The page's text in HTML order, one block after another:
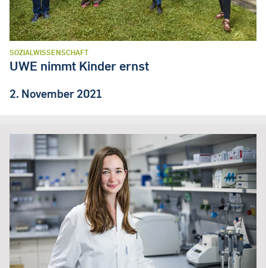
SOZIALWISSENSCHAFT
UWE nimmt Kinder ernst
2. November 2021